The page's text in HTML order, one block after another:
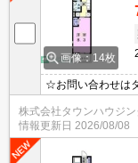
画像：14枚
☆お問い合わせは
決済相談☆オンラ
株式会社タウンハウジ
情報更新日 2026/08/08